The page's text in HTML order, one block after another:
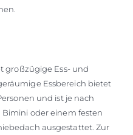
großzügige Ess- und
Essbereich bietet
und ist je nach
oder einem festen
ausgestattet. Zur